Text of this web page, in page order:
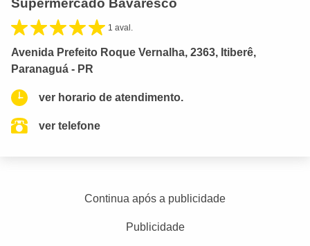
Supermercado Bavaresco
1 aval.
Avenida Prefeito Roque Vernalha, 2363, Itiberê,
Paranaguá - PR
ver horario de atendimento.
ver telefone
Continua após a publicidade
Publicidade